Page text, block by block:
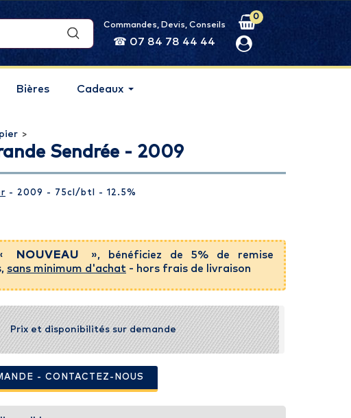
Commandes, Devis, Conseils
☎ 07 84 78 44 44
0
Bières Cadeaux
>
Sendrée - 2009
- 2009 - 75cl /btl - 12.5%
NOUVEAU
», bénéficiez de 5% de remise
sans minimum d'achat - hors frais de livraison
Prix et disponibilités sur demande
- CONTACTEZ-NOUS